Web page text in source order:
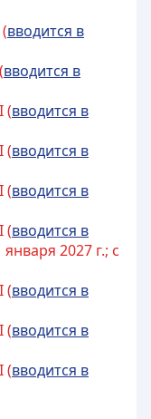
вводится в
вводится в
(вводится в
(вводится в
(вводится в
(вводится в
января 2027 г.; с
(вводится в
(вводится в
(вводится в